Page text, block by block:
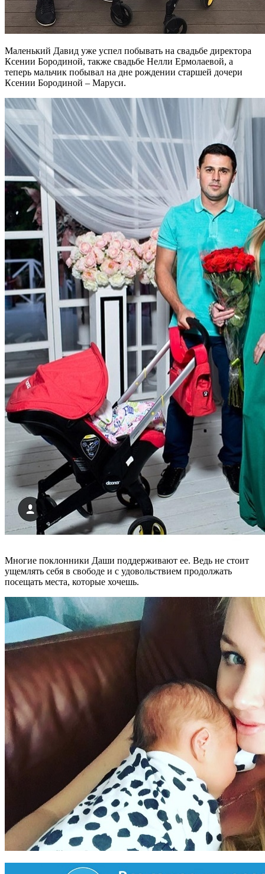
Маленький Давид уже успел побывать на свадьбе директора
Ксении Бородиной, также свадьбе Нелли Ермолаевой, а
теперь мальчик побывал на дне рождении старшей дочери
Ксении Бородиной – Маруси.
Многие поклонники Даши поддерживают ее. Ведь не стоит
ущемлять себя в свободе и с удовольствием продолжать
посещать места, которые хочешь.